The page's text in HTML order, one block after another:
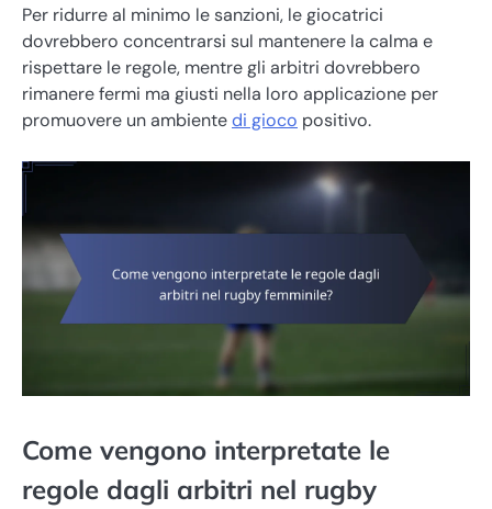
Per ridurre al minimo le sanzioni, le giocatrici
dovrebbero concentrarsi sul mantenere la calma e
rispettare le regole, mentre gli arbitri dovrebbero
rimanere fermi ma giusti nella loro applicazione per
promuovere un ambientedi gioco positivo.
Come vengono interpretate le
regole dagli arbitri nel rugby